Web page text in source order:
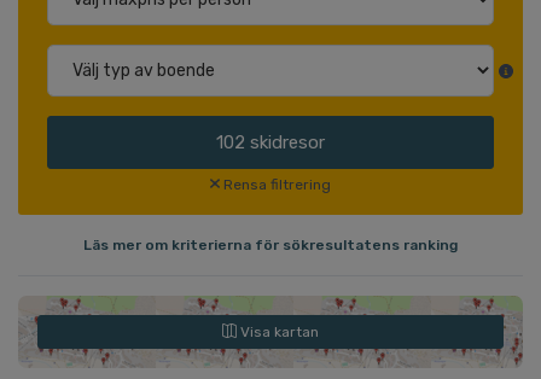
102 skidresor
Rensa filtrering
Läs mer om kriterierna för sökresultatens ranking
Visa kartan